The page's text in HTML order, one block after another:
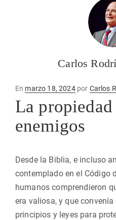
Carlos
En Publicado
marzo 18, 2024por Carlos
La propiedad
enemigos
Desde la Biblia, e incluso
contemplado en el Código
humanos comprendieron
era valiosa, y que convenía
principios y leyes para